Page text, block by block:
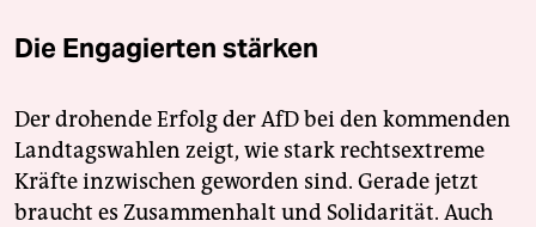
Die Engagierten stärken
Der drohende Erfolg der AfD bei den kommenden
Landtagswahlen zeigt, wie stark rechtsextreme
Kräfte inzwischen geworden sind. Gerade jetzt
braucht es Zusammenhalt und Solidarität. Auch